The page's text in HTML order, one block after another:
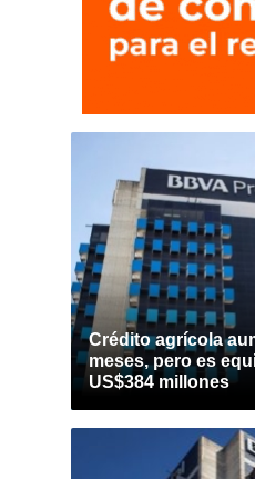
Crédito agrícola
meses, pero es
US$384 millones